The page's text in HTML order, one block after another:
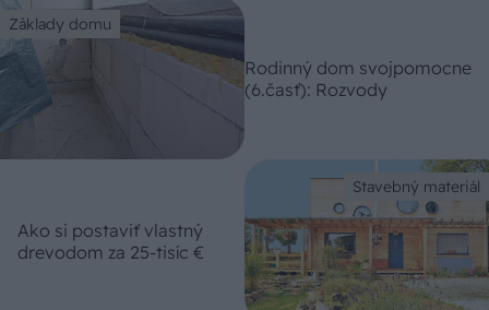
Základy domu
Rodinný dom svojpomocne
(6.časť): Rozvody
Stavebný materiál
Ako si postaviť vlastný
drevodom za 25-tisíc €